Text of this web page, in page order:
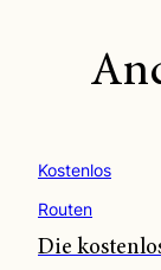
Kostenlos
Routen
Die